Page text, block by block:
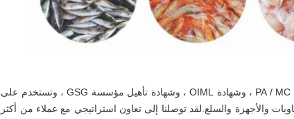
لقد حصلت المنتجات على شهادة CE ، وشهادة PA / MC ، وشهادة OIML ، وشهادة تأهيل مؤسسة GSG ، وتستخدم على
والأجهزة والسلع.لقد توصلنا إلى تعاون استراتيجي مع عملاء من أكثر